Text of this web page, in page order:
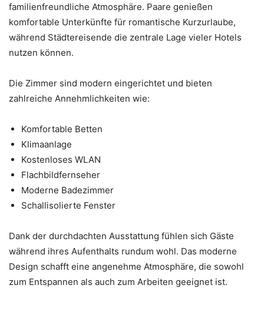
familienfreundliche Atmosphäre. Paare genießen
komfortable Unterkünfte für romantische Kurzurlaube,
während Städtereisende die zentrale Lage vieler Hotels
nutzen können.
Die Zimmer sind modern eingerichtet und bieten
zahlreiche Annehmlichkeiten wie:
Komfortable Betten
Klimaanlage
Kostenloses WLAN
Flachbildfernseher
Moderne Badezimmer
Schallisolierte Fenster
Dank der durchdachten Ausstattung fühlen sich Gäste
während ihres Aufenthalts rundum wohl. Das moderne
Design schafft eine angenehme Atmosphäre, die sowohl
zum Entspannen als auch zum Arbeiten geeignet ist.